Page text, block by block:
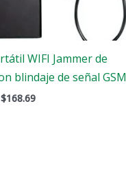
WIFI Jammer de
blindaje de señal GSM
$168.69